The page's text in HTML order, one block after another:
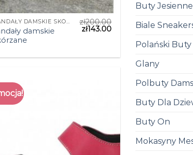
SANDAŁY DAMSKIE SKÓRZANE
damskie
zł200.00
zł143.00
Buty
Biale
Polański Buty
Glany
Polbuty
Buty Dla
Buty On
Mokasyny